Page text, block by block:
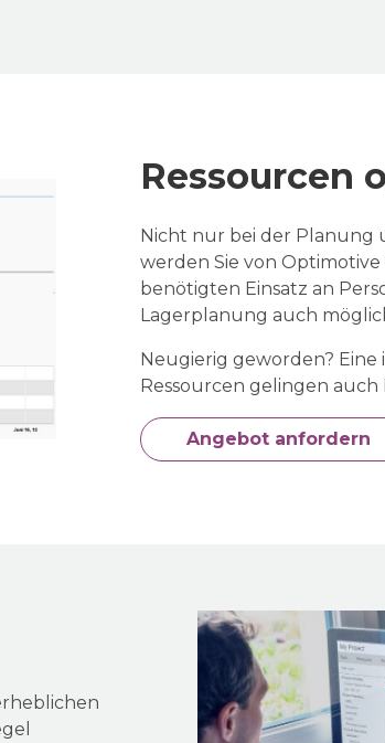
Ressourcen
Nicht nur bei der Planung
werden Sie von
benötigten Einsatz an
Lagerplanung auch
Neugierig geworden?
Ressourcen gelingen auch
Angebot anfordern